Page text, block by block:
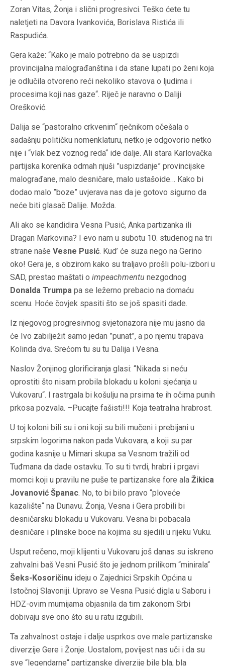
Zoran Vitas, Žonja i slični progresivci. Teško ćete tu
naletjeti na Davora Ivankovića, Borislava Ristića ili
Raspudića.
Gera kaže: “Kako je malo potrebno da se uspizdi
provincijalna malograđanština i da stane lupati po ženi koja
je odlučila otvoreno reći nekoliko stavova o ljudima i
procesima koji nas gaze“. Riječ je naravno o Daliji
Orešković.
Dalija se “pastoralno crkvenim“ rječnikom očešala o
sadašnju političku nomenklaturu, netko je odgovorio netko
nije i “vlak bez voznog reda“ ide dalje. Ali stara Karlovačka
partijska korenika odmah njuši ”uspizdanje” provincijske
malograđane, malo desničare, malo ustašoide… Kako bi
dodao malo ”boze” uvjerava nas da je gotovo sigurno da
neće biti glasač Dalije. Možda.
Ali ako se kandidira Vesna Pusić, Anka partizanka ili
Dragan Markovina? I evo nam u subotu 10. studenog na tri
strane naše Vesne Pusić. Kud’ će suza nego na Gerino
oko! Gera je, s obzirom kako su traljavo prošli polu-izbori u
SAD, prestao maštati o impeachmentu nezgodnog
Donalda Trumpa pa se ležerno prebacio na domaću
scenu. Hoće čovjek spasiti što se još spasiti dade.
Iz njegovog progresivnog svjetonazora nije mu jasno da
će Ivo zabilježit samo jedan ”punat”, a po njemu trapava
Kolinda dva. Srećom tu su tu Dalija i Vesna.
Naslov Žonjinog glorificiranja glasi: “Nikada si neću
oprostiti što nisam probila blokadu u koloni sjećanja u
Vukovaru“. I rastrgala bi košulju na prsima te ih očima punih
prkosa pozvala. –Pucajte fašisti!!! Koja teatralna hrabrost.
U toj koloni bili su i oni koji su bili mučeni i prebijani u
srpskim logorima nakon pada Vukovara, a koji su par
godina kasnije u Mimari skupa sa Vesnom tražili od
Tuđmana da dade ostavku. To su ti tvrdi, hrabri i prgavi
momci koji u pravilu ne puše te partizanske fore ala Žikica
Jovanović Španac. No, to bi bilo pravo “ploveće
kazalište“ na Dunavu. Žonja, Vesna i Gera probili bi
desničarsku blokadu u Vukovaru. Vesna bi pobacala
desničare i plinske boce na kojima su sjedili u rijeku Vuku.
Usput rečeno, moji klijenti u Vukovaru još danas su iskreno
zahvalni baš Vesni Pusić što je jednom prilikom “minirala“
Šeks-Kosoričinu ideju o Zajednici Srpskih Općina u
Istočnoj Slavoniji. Upravo se Vesna Pusić digla u Saboru i
HDZ-ovim mumijama objasnila da tim zakonom Srbi
dobivaju sve ono što su u ratu izgubili.
Ta zahvalnost ostaje i dalje usprkos ove male partizanske
diverzije Gere i Žonje. Uostalom, povijest nas uči i da su
sve “legendarne“ partizanske diverzije bile bla, bla